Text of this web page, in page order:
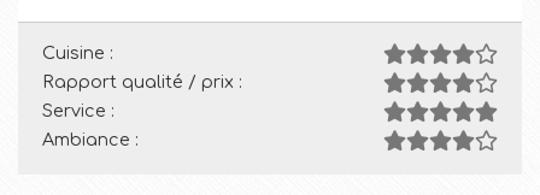
Cuisine :
Rapport qualité / prix :
Service :
Ambiance :